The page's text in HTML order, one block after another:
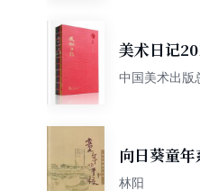
美术日记
中国美术出版总
向日葵童年
(平装)
林阳